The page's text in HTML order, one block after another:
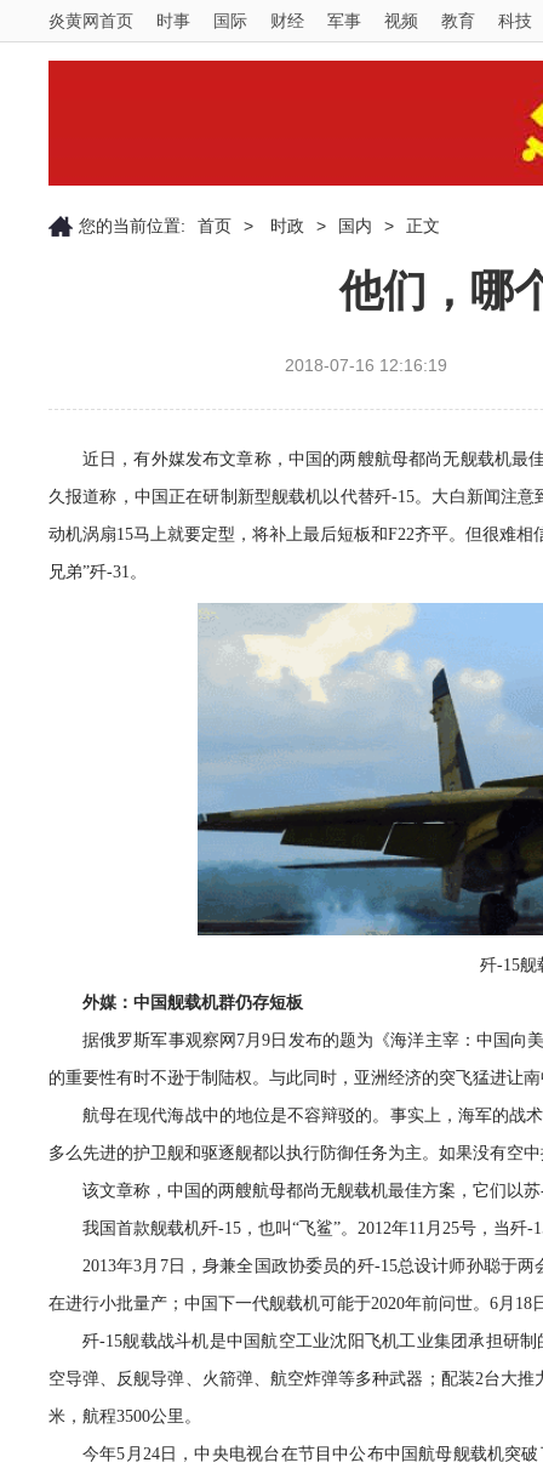
炎黄网首页 时事 国际 财经 军事 视频 教育 科技
您的当前位置: 首页 > 时政 > 国内 > 正文
他们，哪
2018-07-16 12:16:19
近日，有外媒发布文章称，中国的两艘航母都尚无舰载机
久报道称，中国正在研制新型舰载机以代替歼-15。大白新闻注
动机涡扇15马上就要定型，将补上最后短板和F22齐平。但很难
兄弟”歼-31。
歼-15舰
外媒：中国舰载机群仍存短板
据俄罗斯军事观察网7月9日发布的题为《海洋主宰：中国向
的重要性有时不逊于制陆权。与此同时，亚洲经济的突飞猛进让
航母在现代海战中的地位是不容辩驳的。事实上，海军的战
多么先进的护卫舰和驱逐舰都以执行防御任务为主。如果没有空
该文章称，中国的两艘航母都尚无舰载机最佳方案，它们以
我国首款舰载机歼-15，也叫“飞鲨”。2012年11月25号，当
2013年3月7日，身兼全国政协委员的歼-15总设计师孙聪于
在进行小批量产；中国下一代舰载机可能于2020年前问世。6月
歼-15舰载战斗机是中国航空工业沈阳飞机工业集团承担研
空导弹、反舰导弹、火箭弹、航空炸弹等多种武器；配装2台大
米，航程3500公里。
今年5月24日，中央电视台在节目中公布中国航母舰载机突